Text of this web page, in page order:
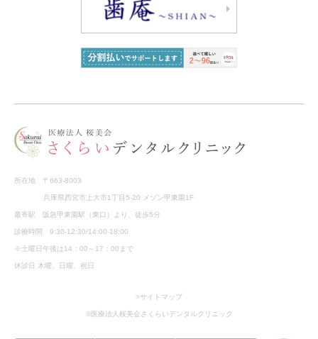
所在地 〒663-8003
兵庫県西宮市上大市1丁目5-20 メゾン甲東園1F
最寄駅 阪急甲東園駅（東口）より、徒歩5分
診療時間 9:30-12:30/14:00-18:00
※土曜日午後は14：00～17：00まで
休診日 木曜、日曜、祝日
>サイトマップ
©医療法人桜美会さくらいデンタルクリニック